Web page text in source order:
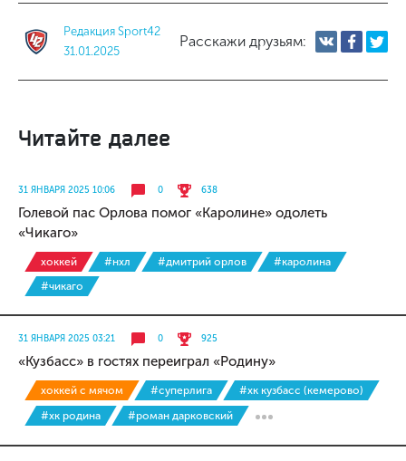
Редакция Sport42
31.01.2025
Расскажи друзьям:
Читайте далее
31 ЯНВАРЯ 2025 10:06 0 638
Голевой пас Орлова помог «Каролине» одолеть
«Чикаго»
хоккей #нхл #дмитрий орлов
#каролина
#чикаго
31 ЯНВАРЯ 2025 03:21 0 925
«Кузбасс» в гостях переиграл «Родину»
хоккей с мячом #суперлига
#хк кузбасс (кемерово)
#хк родина
#роман дарковский